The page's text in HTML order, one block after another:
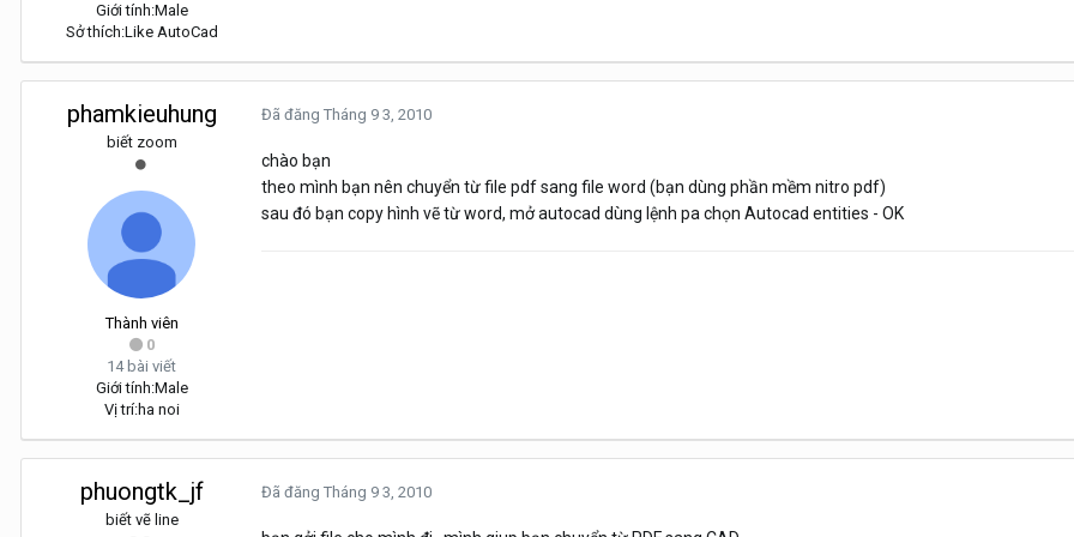
Giới tính:Male
Sở thích:Like AutoCad
phamkieuhung
biết zoom
Thành viên
0
14 bài viết
Giới tính:Male
Vị trí:ha noi
Đã đăng Tháng 9 3, 2010
chào bạn
theo mình bạn nên chuyển từ file pdf sang file word (bạn dùng phần mềm nitro pdf)
sau đó bạn copy hình vẽ từ word, mở autocad dùng lệnh pa chọn Autocad entities - OK
phuongtk_jf
biết vẽ line
Đã đăng Tháng 9 3, 2010